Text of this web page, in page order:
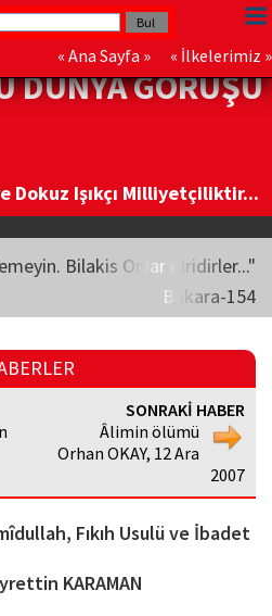
« Ana Sayfa » « İlkelerimiz »
DÜNYA GÖRÜŞÜ
Dokuz Işıkçı Milliyetçiliktir...
Bilakis Onlar diridirler..."
Bakara-154
SONRAKİ HABER
Âlimin ölümü
Orhan OKAY, 12 Ara
2007
Fıkıh Usulü ve İbadet
KARAMAN